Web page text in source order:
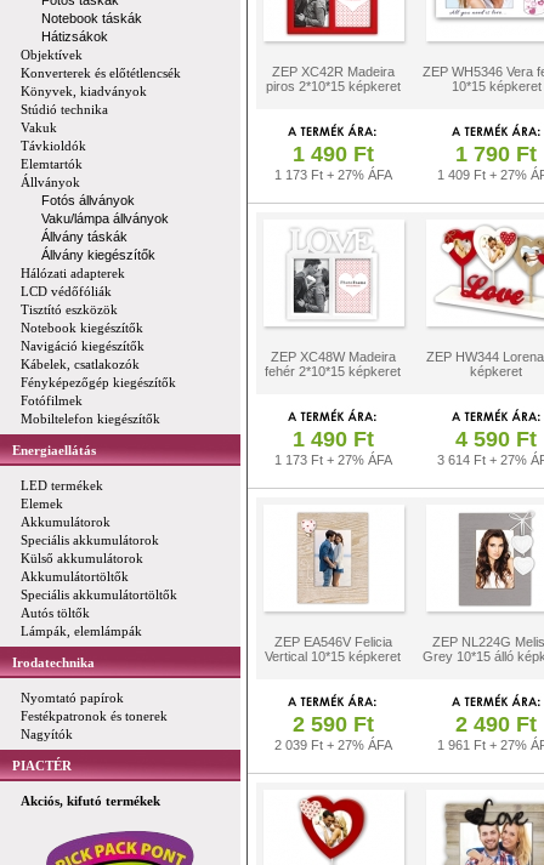
Notebook táskák
Hátizsákok
Objektívek
Konverterek és előtétlencsék
Könyvek, kiadványok
Stúdió technika
Vakuk
Távkioldók
Elemtartók
Állványok
Fotós állványok
Vaku/lámpa állványok
Állvány táskák
Állvány kiegészítők
Hálózati adapterek
LCD védőfóliák
Tisztító eszközök
Notebook kiegészítők
Navigáció kiegészítők
Kábelek, csatlakozók
Fényképezőgép kiegészítők
Fotófilmek
Mobiltelefon kiegészítők
Energiaellátás
LED termékek
Elemek
Akkumulátorok
Speciális akkumulátorok
Külső akkumulátorok
Akkumulátortöltők
Speciális akkumulátortöltők
Autós töltők
Lámpák, elemlámpák
Irodatechnika
Nyomtató papírok
Festékpatronok és tonerek
Nagyítók
PIACTÉR
Akciós, kifutó termékek
ZEP XC42R Madeira
piros 2*10*15 képkeret
ZEP WH5346 Vera
10*15 képkeret
1 490 Ft
1 173 Ft + 27% ÁFA
1 790 Ft
1 409 Ft + 27%
ZEP XC48W Madeira
fehér 2*10*15 képkeret
ZEP HW344
képkeret
1 490 Ft
1 173 Ft + 27% ÁFA
4 590 Ft
3 614 Ft + 27%
ZEP EA546V Felicia
Vertical 10*15 képkeret
ZEP NL224G
Grey 10*15 álló
2 590 Ft
2 039 Ft + 27% ÁFA
2 490 Ft
1 961 Ft + 27%